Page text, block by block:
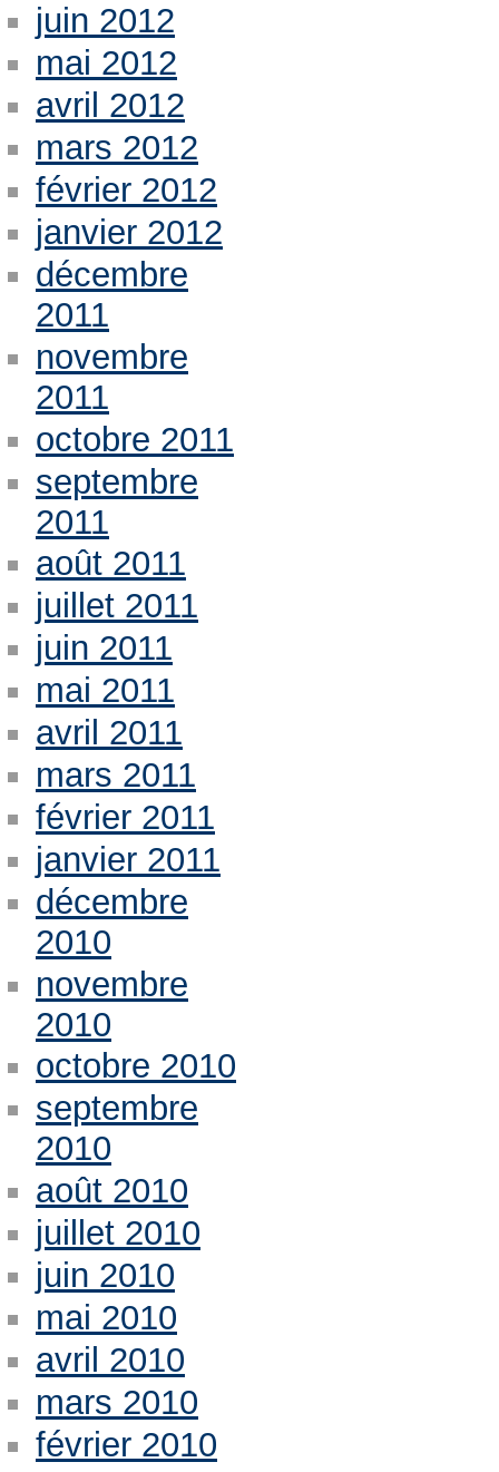
juin 2012
mai 2012
avril 2012
mars 2012
février 2012
janvier 2012
décembre
2011
novembre
2011
octobre 2011
septembre
2011
août 2011
juillet 2011
juin 2011
mai 2011
avril 2011
mars 2011
février 2011
janvier 2011
décembre
2010
novembre
2010
octobre 2010
septembre
2010
août 2010
juillet 2010
juin 2010
mai 2010
avril 2010
mars 2010
février 2010